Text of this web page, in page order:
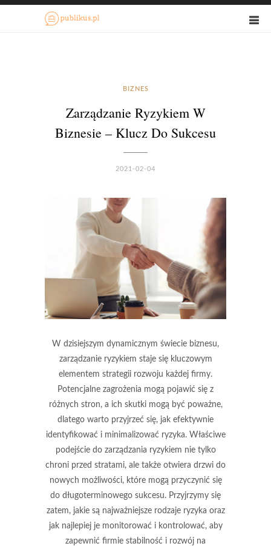
BIZNES
Zarządzanie Ryzykiem W
Biznesie – Klucz Do Sukcesu
2021-02-04
W dzisiejszym dynamicznym świecie biznesu,
zarządzanie ryzykiem staje się kluczowym
elementem strategii rozwoju każdej firmy.
Potencjalne zagrożenia mogą pojawić się z
różnych stron, a ich skutki mogą być poważne,
dlatego warto przyjrzeć się, jak efektywnie
identyfikować i minimalizować ryzyka. Właściwe
podejście do zarządzania ryzykiem nie tylko
chroni przed stratami, ale także otwiera drzwi do
nowych możliwości, które mogą przyczynić się
do długoterminowego sukcesu. Przyjrzymy się
zatem, jakie są najważniejsze rodzaje ryzyka oraz
jak najlepiej je monitorować i kontrolować, aby
zapewnić firmie stabilność i rozwój na